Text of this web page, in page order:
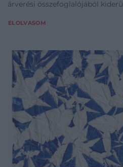
árverési összefoglalójából kiderül,
ELOLVASOM